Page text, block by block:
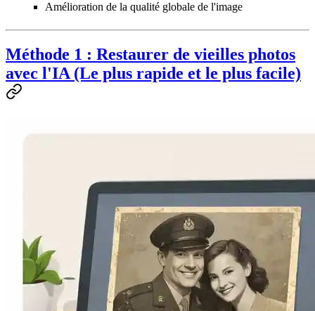
Amélioration de la qualité globale de l'image
Méthode 1 : Restaurer de vieilles photos
avec l'IA (Le plus rapide et le plus facile)